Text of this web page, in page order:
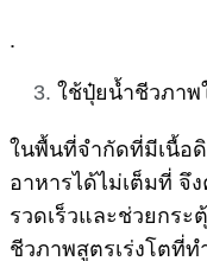
.
ใช้ปุ๋ยน้ำชีวภาพ
ในพื้นที่จำกัดที่มีเนื้อ
อาหารได้ไม่เต็มที่ จึ
รวดเร็วและช่วยกร
ชีวภาพสูตรเร่งโตที่